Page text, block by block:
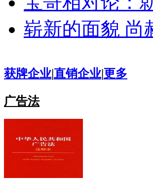
崭新的面貌 尚
获牌企业|直销企业|更多
广告法